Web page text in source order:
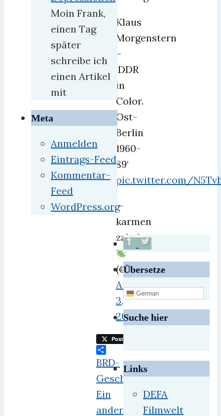
Klaus
Morgenstern
–
‚DDR
in
Color.
Ost-
Berlin
1960-
89‘
pic.twitter.com/
—
karmen
zabaleta
(@kazabaleta)
August
3,
2019
Post
Teilen
BRD-
Geschichtswissen
Ein
anderes
Moin Frank,
einen Tag
später
schreibe ich
einen Artikel
mit
Meta
Anmelden
Eintrags-Feed
Kommentar-
Feed
WordPress.org
Übersetze
German
Suche hier
Links
DEFA
Filmwelt